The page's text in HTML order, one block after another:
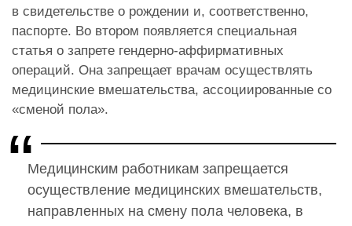
в свидетельстве о рождении и, соответственно,
паспорте. Во втором появляется специальная
статья о запрете гендерно-аффирмативных
операций. Она запрещает врачам осуществлять
медицинские вмешательства, ассоциированные со
«сменой пола».
Медицинским работникам запрещается
осуществление медицинских вмешательств,
направленных на смену пола человека, в